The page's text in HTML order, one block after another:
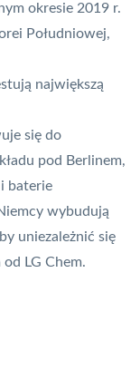
okresie 2019 r.
Południowej,
największą
się do
pod Berlinem,
baterie
wybudują
uniezależnić się
LG Chem.